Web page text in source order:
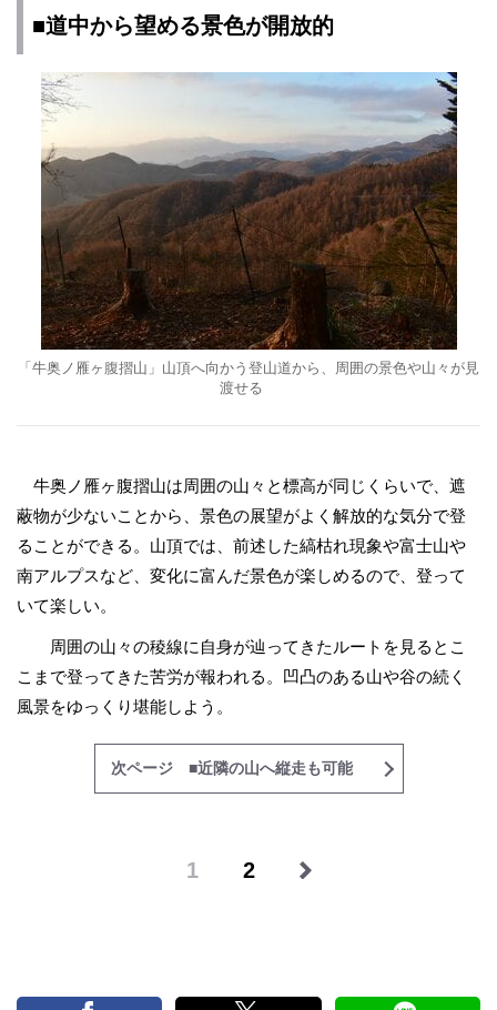
■道中から望める景色が開放的
「牛奥ノ雁ヶ腹摺山」山頂へ向かう登山道から、周囲の景色や山々が見
渡せる
牛奥ノ雁ヶ腹摺山は周囲の山々と標高が同じくらいで、遮
蔽物が少ないことから、景色の展望がよく解放的な気分で登
ることができる。山頂では、前述した縞枯れ現象や富士山や
南アルプスなど、変化に富んだ景色が楽しめるので、登って
いて楽しい。
周囲の山々の稜線に自身が辿ってきたルートを見るとこ
こまで登ってきた苦労が報われる。凹凸のある山や谷の続く
風景をゆっくり堪能しよう。
次ページ ■近隣の山へ縦走も可能
1 2